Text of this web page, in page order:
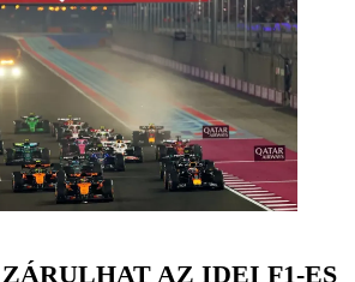
AZ IDEI F1-ES